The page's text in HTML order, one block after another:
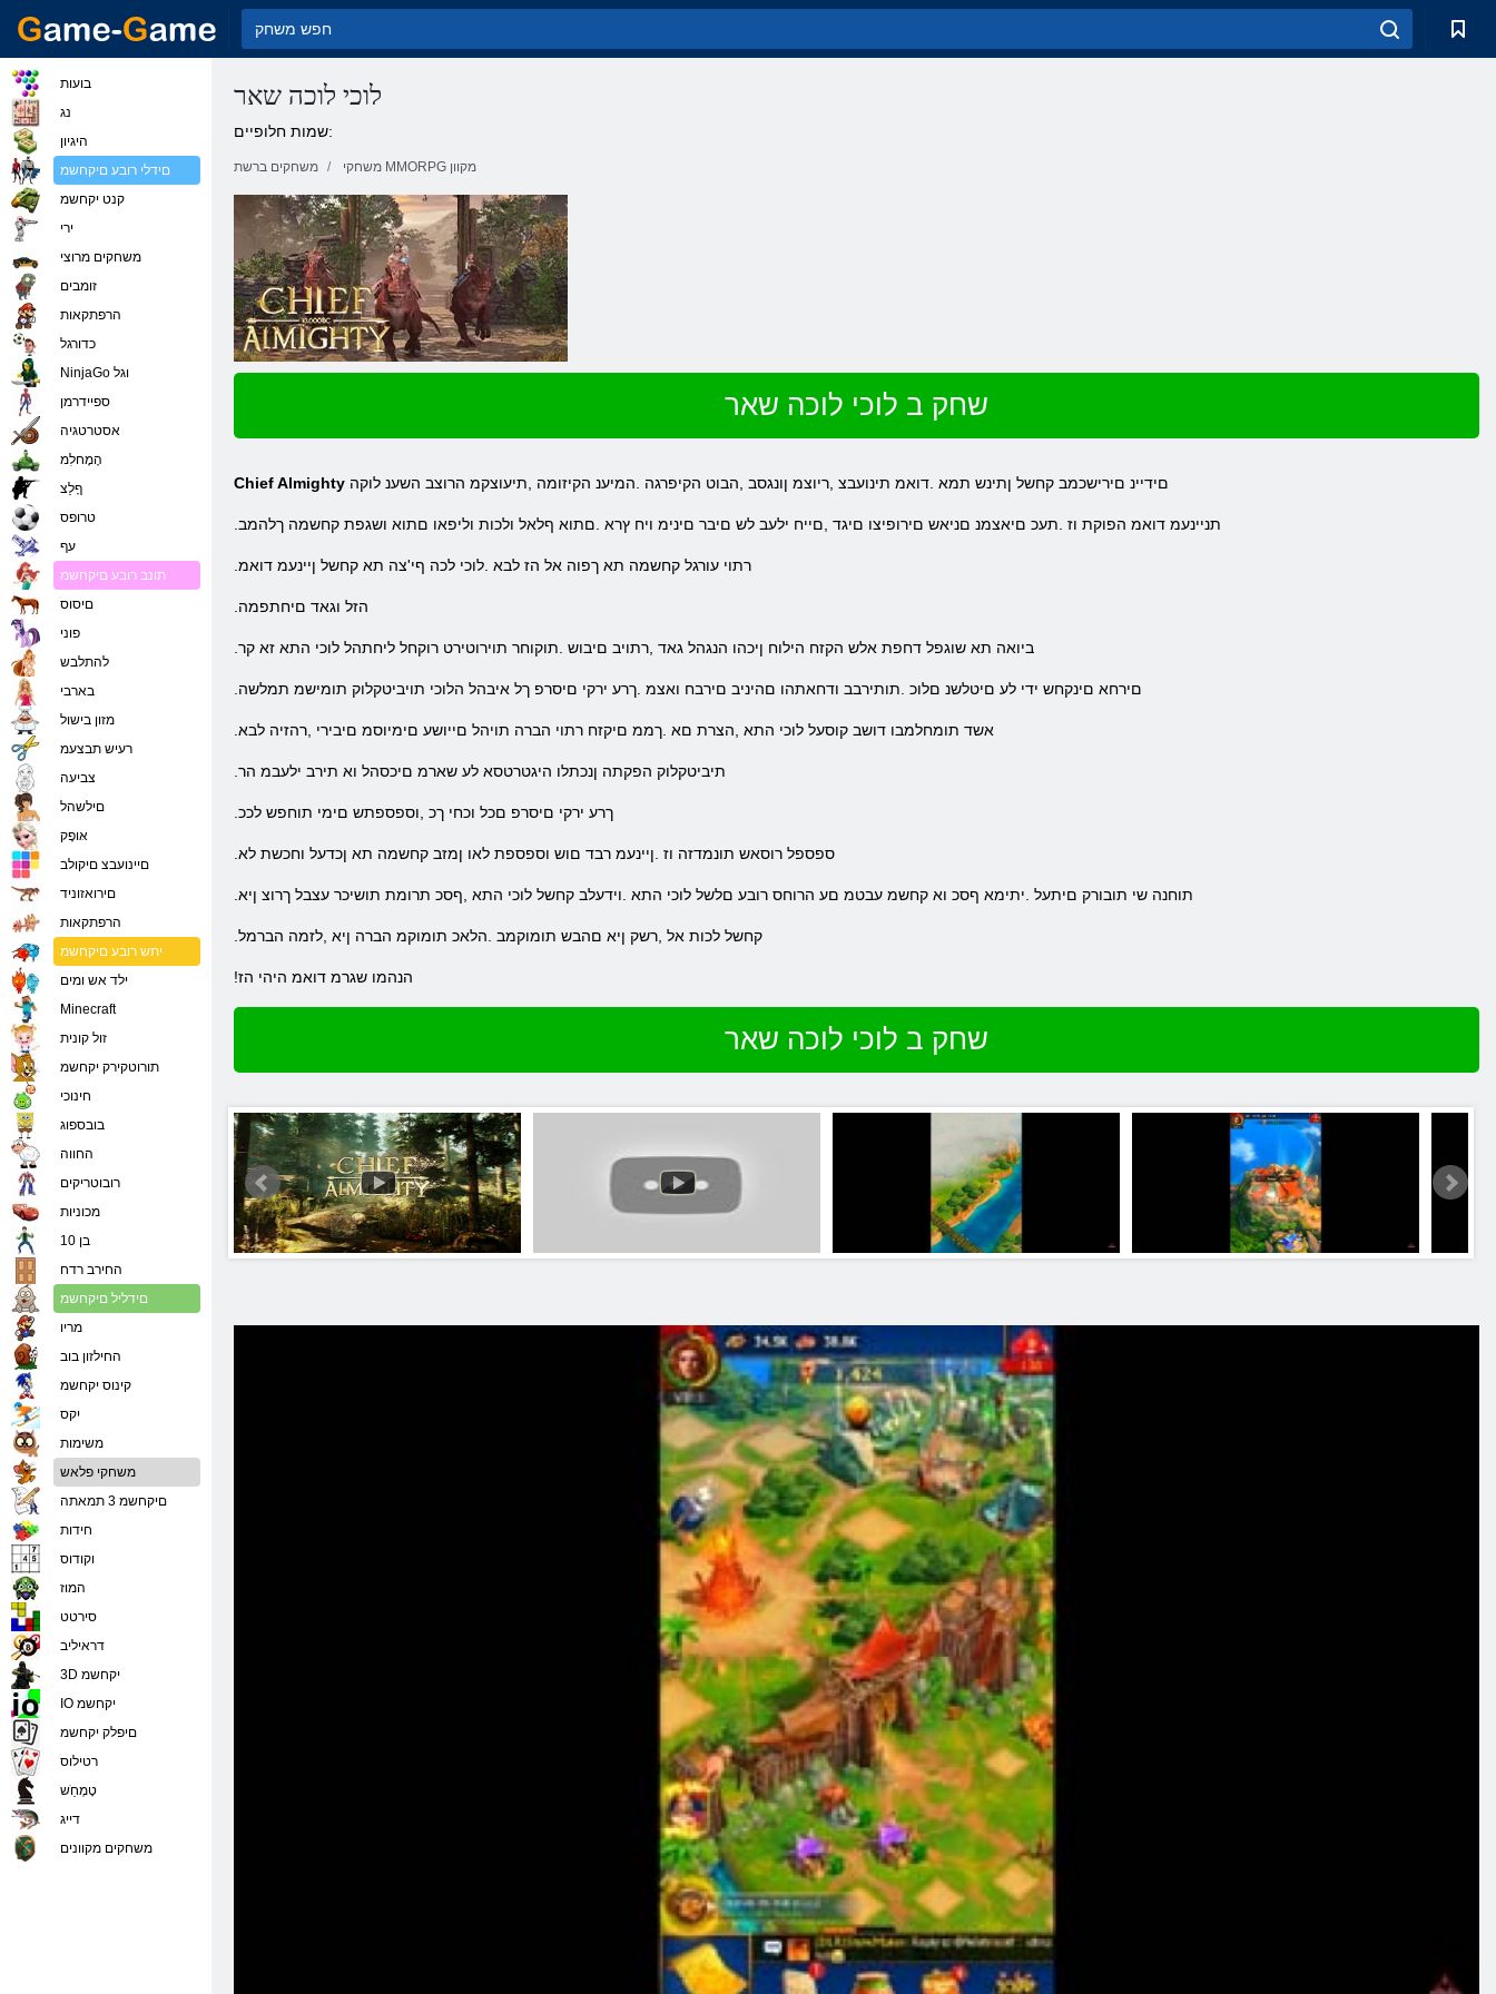
לוכי לוכה שאר
שמות חלופיים:
משחקים ברשת משחקי MMORPG מקוון
שחק ב לוכי לוכה שאר
Chief Almighty םידיינ םירישכמב קחשל ןתינש תמא .דואמ תינועבצ ,ריוצמ ןונגסב ,הבוט הקיפרגה .המיענ הקיזומה ,תיעוצקמ הרוצב השענ לוקה
.תניינעמ דואמ הפוקת וז .תעכ םיאצמנ םניאש םירופיצו םיגד ,םייח ילעב לש םיבר םינימ ויח ץרא .םתוא ףלאל ולכות וליפאו םתוא ושגפת קחשמה ךלהמב
.רתוי עורגל קחשמה תא ךפוה אל הז לבא .לוכי לכה ףי'צה תא קחשל ןיינעמ דואמ
.הזל וגאד םיחתפמה
.ביואה תא שוגפל דחפת אלש הקזח הילוח ןיכהו הנגהל גאד ,רתויב םיבוש .תוקוחר תוירוטירט רוקחל ליחתהל לוכי התא זא קר
.םירחא םינקחש ידי לע םיטלשנ םלוכ .תותירבב ודחאתהו םהיניב םירבח ואצמ .ךרע ירקי םיסרפ ךל איבהל הלוכי תויביטקלוק תומישמ תמלשה
.אשד תומחלמבו דושב קוסעל לוכי התא ,הצרת םא .ךממ םיקזח רתוי הברה תויהל םייושע םימיוסמ םיבירי ,רהזיה לבא
.תיביטקלוק הפקתה ןנכתלו היגטרטסא לע שארמ םיכסהל וא תירב ילעבמ הר
.ךרע ירקי םיסרפ םכל וכחי ךכ ,וספספתש םימי תוחפש לככ
.ספספל רוסאש תונמדזה וז .ןיינעמ רבד םוש וספספת לאו ןמזב קחשמה תא ןכדעל וחכשת לא
.תוחנה שי תובורק םיתעל .יתימא ףסכ וא קחשמ עבטמ םע הרוחס רובע םלשל לוכי התא .וידעלב קחשל לוכי התא ,ףסכ תרומת תושיכר עצבל ךרוצ ןיא
.קחשל לכות אל ,רשק ןיא םהבש תומוקמב .הלאכ תומוקמ הברה ןיא ,לזמה הברמל
!הנהמו שגרמ דואמ היהי הז
שחק ב לוכי לוכה שאר
בועות
נג
היגיון
םידלי רובע םיקחשמ
קנט יקחשמ
ירי
משחקים מרוצי
זומבים
הרפתקאות
כדורגל
NinjaGo וגל
ספיידרמן
אסטרטגיה
הָמָחלִמ
ףָלַצ
טרופס
עף
תונב רובע םיקחשמ
םיסוס
פוני
להתלבש
בארבי
מזון בישול
רעיש תבצעמ
צביעה
םילשהל
אּופָק
םיינועבצ םיקולב
םירואזוניד
הרפתקאות
יתש רובע םיקחשמ
ילד אש ומים
Minecraft
זול קונית
תורוטקירק יקחשמ
חינוכי
בובספוג
החווה
רובוטריקים
מכוניות
בן 10
החירב רדח
םידליל םיקחשמ
מריו
החילזון בוב
קינוס יקחשמ
יִקס
משימות
משחקי פלאש
םיקחשמ 3 תמאתה
חידות
וקודוס
המוז
סירטט
דראיליב
3D יקחשמ
IO יקחשמ
םיפלק יקחשמ
רטילוס
טָמְחַׁש
דייג
משחקים מקוונים